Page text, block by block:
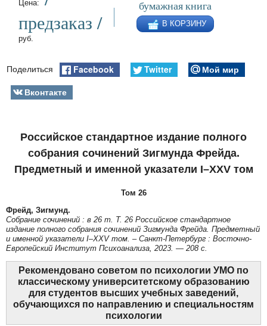
Цена:
предзаказ /
руб.
бумажная книга
В КОРЗИНУ
Поделиться Facebook Twitter
Мой мир
Вконтакте
Российское стандартное издание полного
собрания сочинений Зигмунда Фрейда.
Предметный и именной указатели I–XXV том
Том 26
Фрейд, Зигмунд.
Собрание сочинений : в 26 т. Т. 26 Российское стандартное
издание полного собрания сочинений Зигмунда Фрейда. Предметный
и именной указатели I–XXV том. – Санкт-Петербург : Восточно-
Европейский Институт Психоанализа, 2023. — 208 с.
Рекомендовано советом по психологии УМО по
классическому университетскому образованию
для студентов высших учебных заведений,
обучающихся по направлению и специальностям
психологии